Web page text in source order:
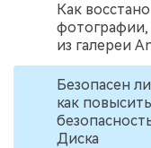
Как
из галереи
Безопасен
как повысить
Диска